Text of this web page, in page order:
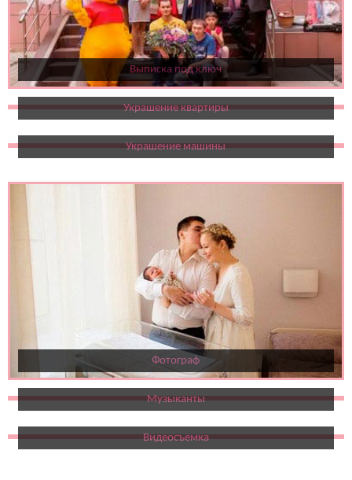
Выписка под ключ
Украшение квартиры
Украшение машины
Фотограф
Музыканты
Видеосъемка